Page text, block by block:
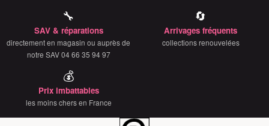
et les annonces, d'offrir des fonctionnalités relatives aux
médias sociaux et d'analyser notre trafic. Nous
partageons également des informations sur l'utilisation de
publicité et d'analyse, qui peuvent combiner celles-ci
avec d'autres informations que vous leur avez fournies
🔧
SAV & réparations
directement en magasin ou auprès de
notre SAV 04 66 35 94 97
🔄
Arrivages fréquents
collections renouvelées
💰
Prix imbattables
les moins chers en France